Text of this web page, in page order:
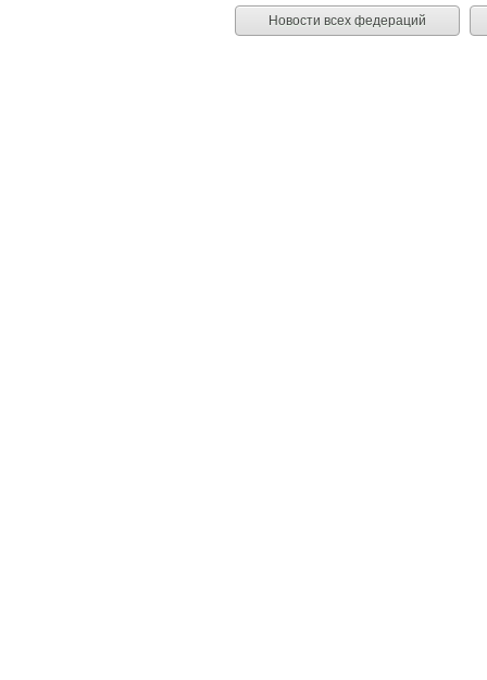
Новости всех федераций